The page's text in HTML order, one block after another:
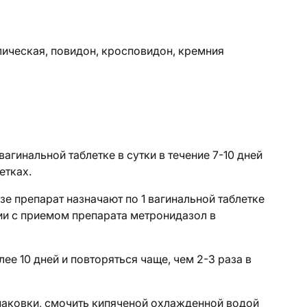
повидон, кросповидон, кремния
таблетке в сутки в течение 7-10 дней
препарат назначают по 1 вагинальной таблетке
с приемом препарата метронидазол в
10 дней и повторяться чаще, чем 2-3 раза в
смочить кипяченой охлажденной водой